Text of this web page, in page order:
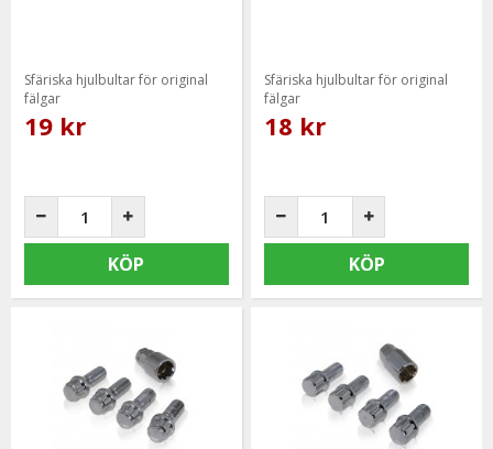
Sfäriska hjulbultar för original
fälgar
19 kr
KÖP
Sfäriska hjulbultar för original
fälgar
18 kr
KÖP